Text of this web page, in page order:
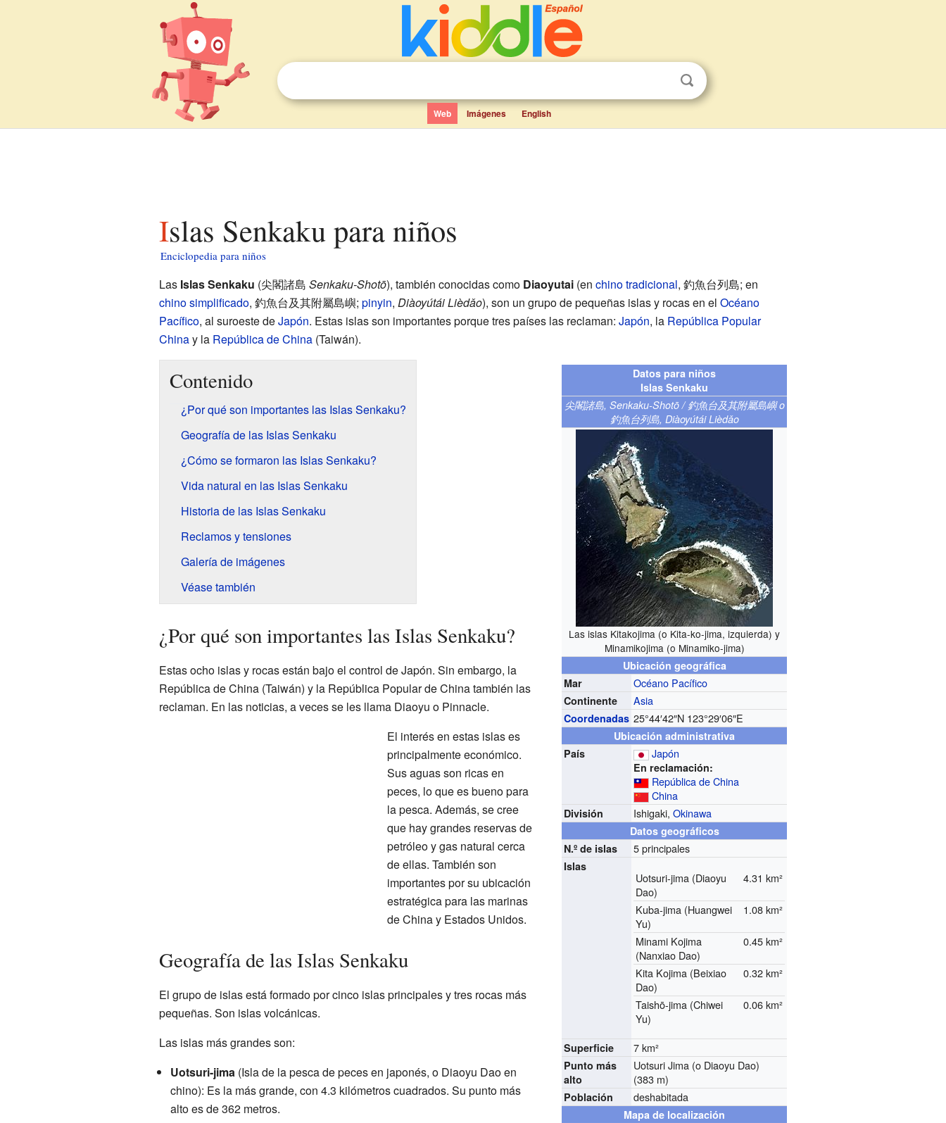
Web Imágenes English
Islas Senkaku para niños
Enciclopedia para niños
Las Islas Senkaku (尖閣諸島 Senkaku-Shotō), también conocidas como Diaoyutai(en chino tradicional, 釣魚台列島; en
chino simplificado, 釣魚台及其附屬島嶼; pinyin, Diàoyútái Lièdǎo), son un grupo de pequeñas islas y rocas en el Océano
Pacífico, al suroeste deJapón. Estas islas son importantes porque tres países las reclaman: Japón, la República Popular
Chinay la República de China(Taiwán).
Datos para niños
Islas Senkaku
尖閣諸島, Senkaku-Shotō / 釣魚台及其附屬島嶼 o
釣魚台列島, Diàoyútái Lièdǎo
Las islas Kitakojima (o Kita-ko-jima, izquierda) y
Minamikojima (o Minamiko-jima)
Ubicación geográfica
Mar
Océano Pacífico
Continente Asia
Coordenadas 25°44′42″N 123°29′06″E
Ubicación administrativa
País
Japón
En reclamación:
República de China
China
División Ishigaki,Okinawa
Datos geográficos
N.º de islas
5 principales
Islas
Uotsuri-jima (Diaoyu
Dao)
4.31 km²
Kuba-jima (Huangwei
Yu)
1.08 km²
Minami Kojima
(Nanxiao Dao)
0.45 km²
Kita Kojima (Beixiao
Dao)
0.32 km²
Taishō-jima (Chiwei
Yu)
0.06 km²
Superficie 7 km²
Punto más
alto
Uotsuri Jima (o Diaoyu Dao)
(383 m)
Población deshabitada
Mapa de localización
Contenido
¿Por qué son importantes las Islas Senkaku?
Geografía de las Islas Senkaku
¿Cómo se formaron las Islas Senkaku?
Vida natural en las Islas Senkaku
Historia de las Islas Senkaku
Reclamos y tensiones
Galería de imágenes
Véase también
¿Por qué son importantes las Islas Senkaku?
Estas ocho islas y rocas están bajo el control de Japón. Sin embargo, la
República de China (Taiwán) y la República Popular de China también las
reclaman. En las noticias, a veces se les llama Diaoyu o Pinnacle.
El interés en estas islas es
principalmente económico.
Sus aguas son ricas en
peces, lo que es bueno para
la pesca. Además, se cree
que hay grandes reservas de
petróleo y gas natural cerca
de ellas. También son
importantes por su ubicación
estratégica para las marinas
de China y Estados Unidos.
Geografía de las Islas Senkaku
El grupo de islas está formado por cinco islas principales y tres rocas más
pequeñas. Son islas volcánicas.
Las islas más grandes son:
Uotsuri-jima(Isla de la pesca de peces en japonés, o Diaoyu Dao en
chino): Es la más grande, con 4.3 kilómetros cuadrados. Su punto más
alto es de 362 metros.